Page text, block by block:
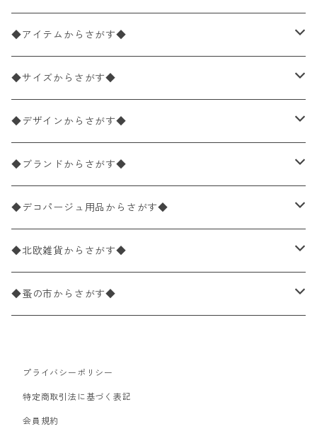
◆アイテムからさがす◆
ペーパーナプキン2枚バラ売り
ペーパーナプキン1枚バラ売り
ペーパーナプキン20枚入りパック
ペーパーナプキン10枚入りパック
ライスペーパー
ペーパーリネンナプキン
ワックスペーパー
デコパージュ用品
◆サイズからさがす◆
33×33cm（ランチサイズ）
バラ売り
パック売り
25×25cm（カクテルサイズ）
バラ売り
パック売り
40×40cm（ディナーサイズ）
バラ売り
パック売り
21×21cm（ポケットサイズ）
バラ売り
33cm（ラウンド）
◆デザインからさがす◆
花柄
植物・グリーン柄
動物・鳥・昆虫・蝶柄
海・魚柄
食べ物・フルーツ・野菜・ドリンク柄
食器・カトラリー柄
◆ブランドからさがす◆
ドイツ製 IHR/イア
ランチサイズ
カクテルサイズ
ドイツ製 Ambiente/アンビエンテ
ランチサイズ
ドイツ製 Paperproducts Design
カクテルサイズ
ランチサイズ
カクテルサイズ
ドイツ製 ti-flair/ティーフレア
ランチサイズ
ドイツ製 PAW/パウ
◆デコパージュ用品からさがす◆
デコパージュ液
デコパージュ下地
デコパージュはさみ
3Dデコパージュ
◆北欧雑貨からさがす◆
シリコンモールド
トレイ
ポスター・カレンダー
◆蚤の市からさがす◆
北欧雑貨
デコパージュ用品
プライバシーポリシー
特定商取引法に基づく表記
会員規約